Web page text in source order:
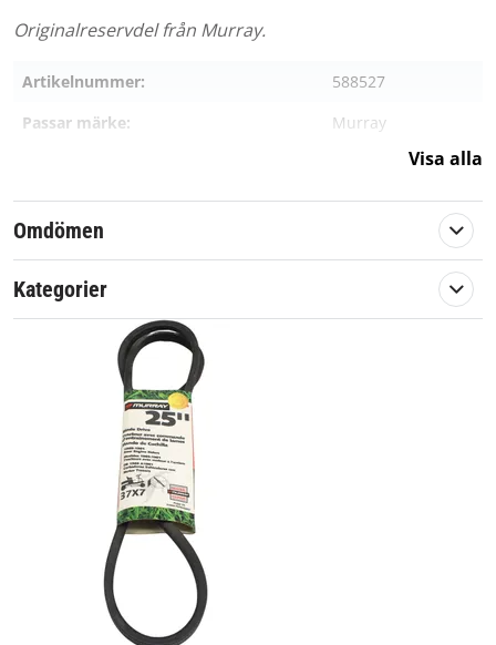
Originalreservdel från Murray.
Artikelnummer:
588527
Passar märke:
Murray
Visa alla
Omdömen
Kategorier